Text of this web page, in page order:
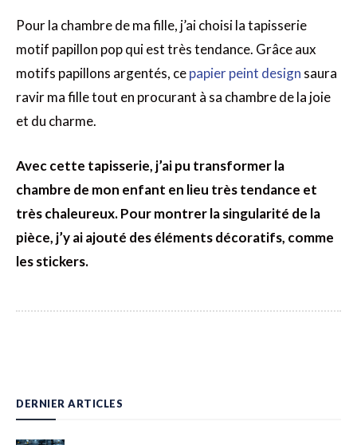
Pour la chambre de ma fille, j’ai choisi la tapisserie
motif papillon pop qui est très tendance. Grâce aux
motifs papillons argentés, cepapier peint design saura
ravir ma fille tout en procurant à sa chambre de la joie
et du charme.
Avec cette tapisserie, j’ai pu transformer la
chambre de mon enfant en lieu très tendance et
très chaleureux. Pour montrer la singularité de la
pièce, j’y ai ajouté des éléments décoratifs, comme
les stickers.
DERNIER ARTICLES